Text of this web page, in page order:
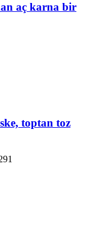
aç karna bir
toptan toz